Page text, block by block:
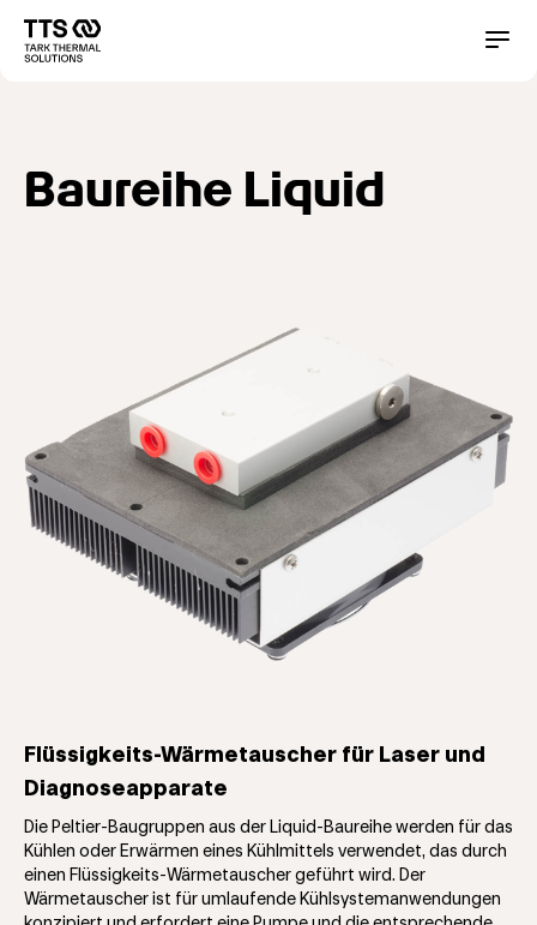
zum
Inhalt
Baureihe Liquid
Flüssigkeits-Wärmetauscher für Laser und
Diagnoseapparate
Die Peltier-Baugruppen aus der Liquid-Baureihe werden für das
Kühlen oder Erwärmen eines Kühlmittels verwendet, das durch
einen Flüssigkeits-Wärmetauscher geführt wird. Der
Wärmetauscher ist für umlaufende Kühlsystemanwendungen